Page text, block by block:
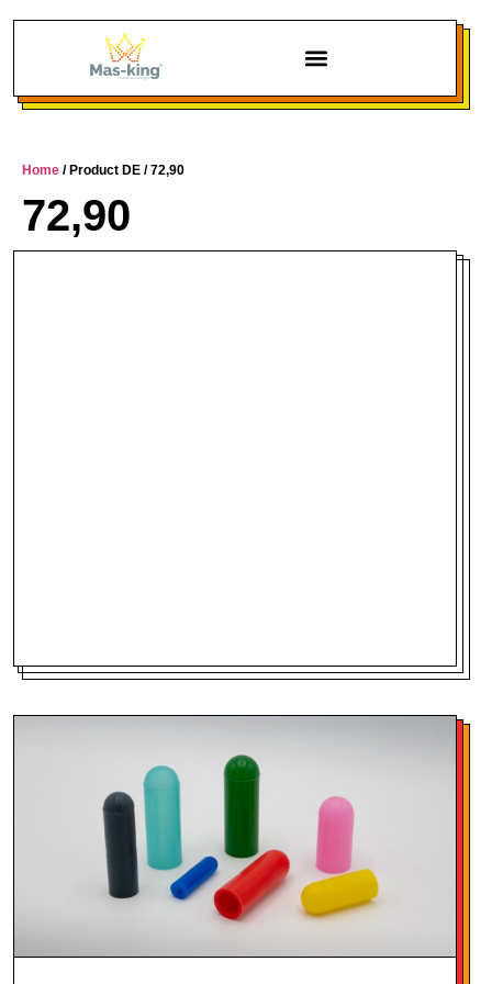
Home / Product DE / 72,90
72,90